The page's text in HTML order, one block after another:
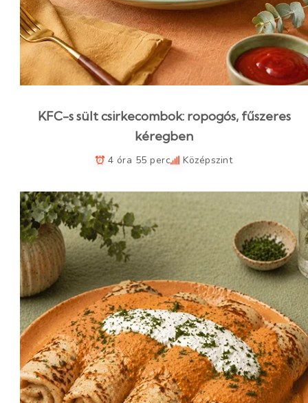
KFC-s sült csirkecombok: ropogós, fűszeres
kéregben
4 óra 55 perc Középszint